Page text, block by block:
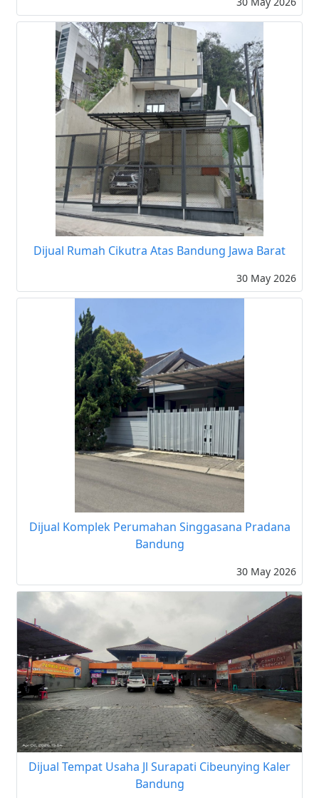
Dijual Rumah Cikutra Atas Bandung Jawa Barat
30 May 2026
Dijual Komplek Perumahan Singgasana Pradana
Bandung
30 May 2026
Dijual Tempat Usaha Jl Surapati Cibeunying Kaler
Bandung